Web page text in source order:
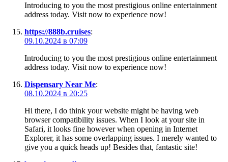
Introducing to you the most prestigious online entertainment
address today. Visit now to experience now!
https://888b.cruises:
09.10.2024 в 07:09
Introducing to you the most prestigious online entertainment
address today. Visit now to experience now!
Dispensary Near Me:
08.10.2024 в 20:25
Hi there, I do think your website might be having web
browser compatibility issues. When I look at your site in
Safari, it looks fine however when opening in Internet
Explorer, it has some overlapping issues. I merely wanted to
give you a quick heads up! Besides that, fantastic site!